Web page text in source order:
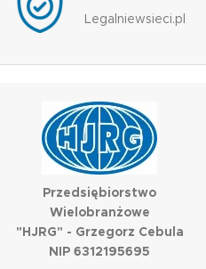
Legalniewsieci.pl
Przedsiębiorstwo
Wielobranżowe
"HJRG" - Grzegorz Cebula
NIP 6312195695